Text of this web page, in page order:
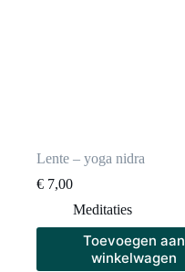
Lente – yoga nidra
€ 7,00
Meditaties
Toevoegen aan
winkelwagen